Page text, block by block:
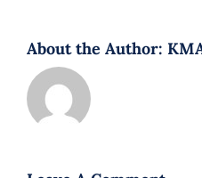
About the Author: